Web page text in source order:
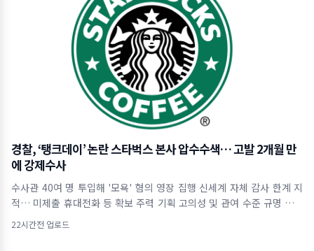
경찰, ‘탱크데이’ 논란 스타벅스 본사 압수수색… 고발 2개월 만
에 강제수사
수사관 40여 명 투입해 '모욕' 혐의 영장 집행 신세계 자체 감사 한계 지
적… 미제출 휴대전화 등 확보 주력 기획 고의성 및 관여 수준 규명 위해
사내 자료
22시간전 업로드